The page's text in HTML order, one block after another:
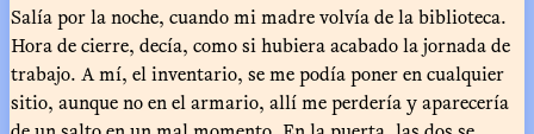
Salía por la noche, cuando mi madre volvía de la biblioteca.
Hora de cierre, decía, como si hubiera acabado la jornada de
trabajo. A mí, el inventario, se me podía poner en cualquier
sitio, aunque no en el armario, allí me perdería y aparecería